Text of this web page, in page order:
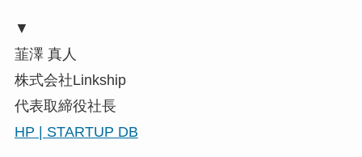
▼
韮澤 真人
株式会社Linkship
代表取締役社長
HP | STARTUP DB